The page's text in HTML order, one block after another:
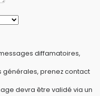
diffamatoires,
générales, prenez contact
devra être validé via un